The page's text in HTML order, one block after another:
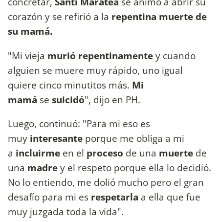
corazón y se refirió a la repentina muerte de
su mamá.
"Mi vieja murió repentinamentey cuando
alguien se muere muy rápido, uno igual
quiere cinco minutitos más. Mi
mamá se suicidó", dijo en PH.
Luego, continuó: "Para mi eso es
muy interesante porque me obliga a mi
a incluirme en el proceso de una muerte de
una madrey el respeto porque ella lo decidió.
No lo entiendo, me dolió mucho pero el gran
desafío para mi es respetarla a ella que fue
muy juzgada toda la vida".